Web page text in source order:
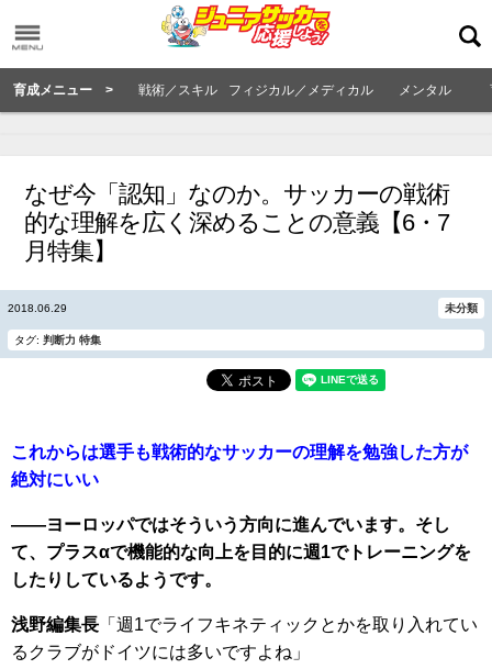
育成メニュー > 戦術／スキル フィジカル／メディカル メンタル
なぜ今「認知」なのか。サッカーの戦術
的な理解を広く深めることの意義【6・7
月特集】
2018.06.29 未分類
タグ: 判断力 特集
これからは選手も戦術的なサッカーの理解を勉強した方が
絶対にいい
――ヨーロッパではそういう方向に進んでいます。そし
て、プラスαで機能的な向上を目的に週1でトレーニングを
したりしているようです。
浅野編集長 「週1でライフキネティックとかを取り入れてい
るクラブがドイツには多いですよね」